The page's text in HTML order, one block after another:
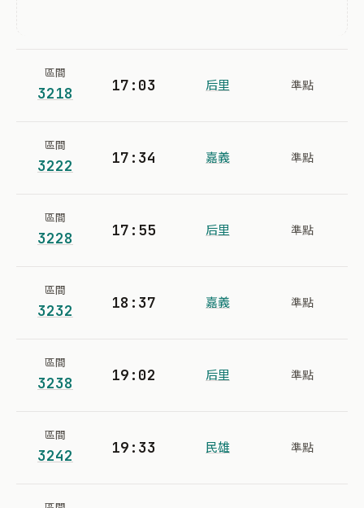
區間
3218 17:03 后里 準點
區間
3222 17:34 嘉義 準點
區間
3228 17:55 后里 準點
區間
3232 18:37 嘉義 準點
區間
3238 19:02 后里 準點
區間
3242 19:33 民雄 準點